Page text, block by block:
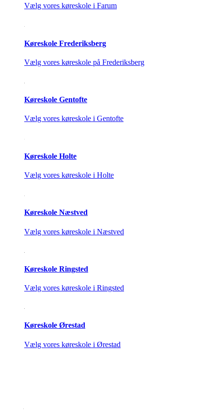
Vælg vores køreskole i Farum
Køreskole Frederiksberg
Vælg vores køreskole på Frederiksberg
Køreskole Gentofte
Vælg vores køreskole i Gentofte
Køreskole Holte
Vælg vores køreskole i Holte
Køreskole Næstved
Vælg vores køreskole i Næstved
Køreskole Ringsted
Vælg vores køreskole i Ringsted
Køreskole Ørestad
Vælg vores køreskole i Ørestad